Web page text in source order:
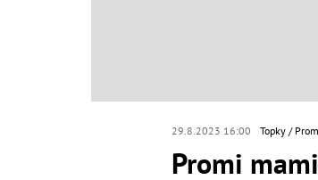
29.8.2023 16:00 Topky
Promi